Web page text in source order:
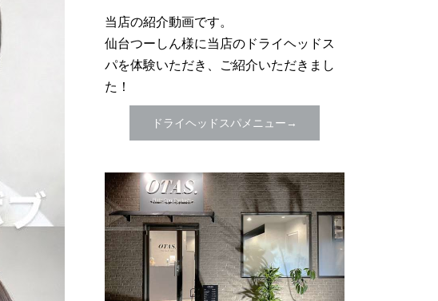
当店の紹介動画です。
仙台つーしん様に当店のドライヘッドス
パを体験いただき、ご紹介いただきまし
た！
ドライヘッドスパメニュー